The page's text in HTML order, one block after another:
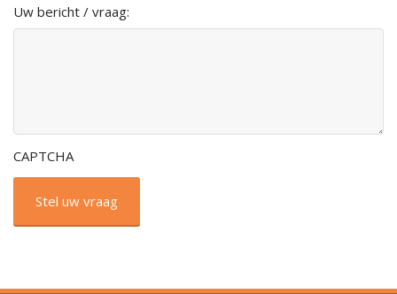
Uw bericht / vraag:
CAPTCHA